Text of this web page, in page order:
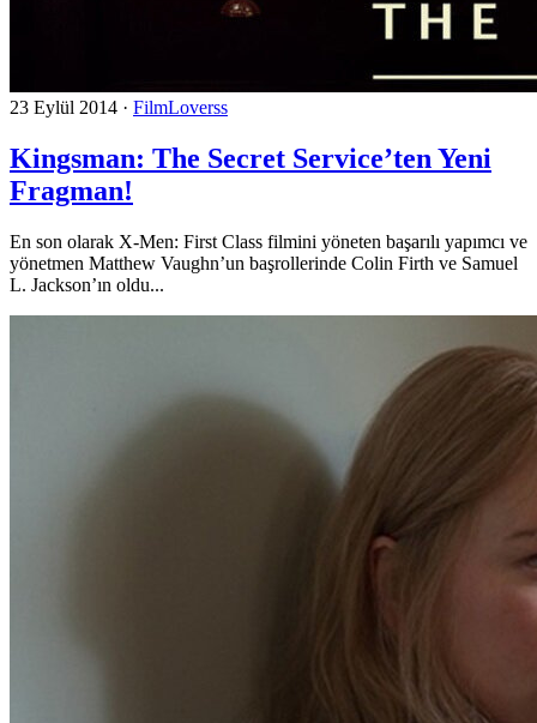
23 Eylül 2014 · FilmLoverss
Kingsman: The Secret Service’ten Yeni
Fragman!
En son olarak X-Men: First Class filmini yöneten başarılı yapımcı ve
yönetmen Matthew Vaughn’un başrollerinde Colin Firth ve Samuel
L. Jackson’ın oldu...